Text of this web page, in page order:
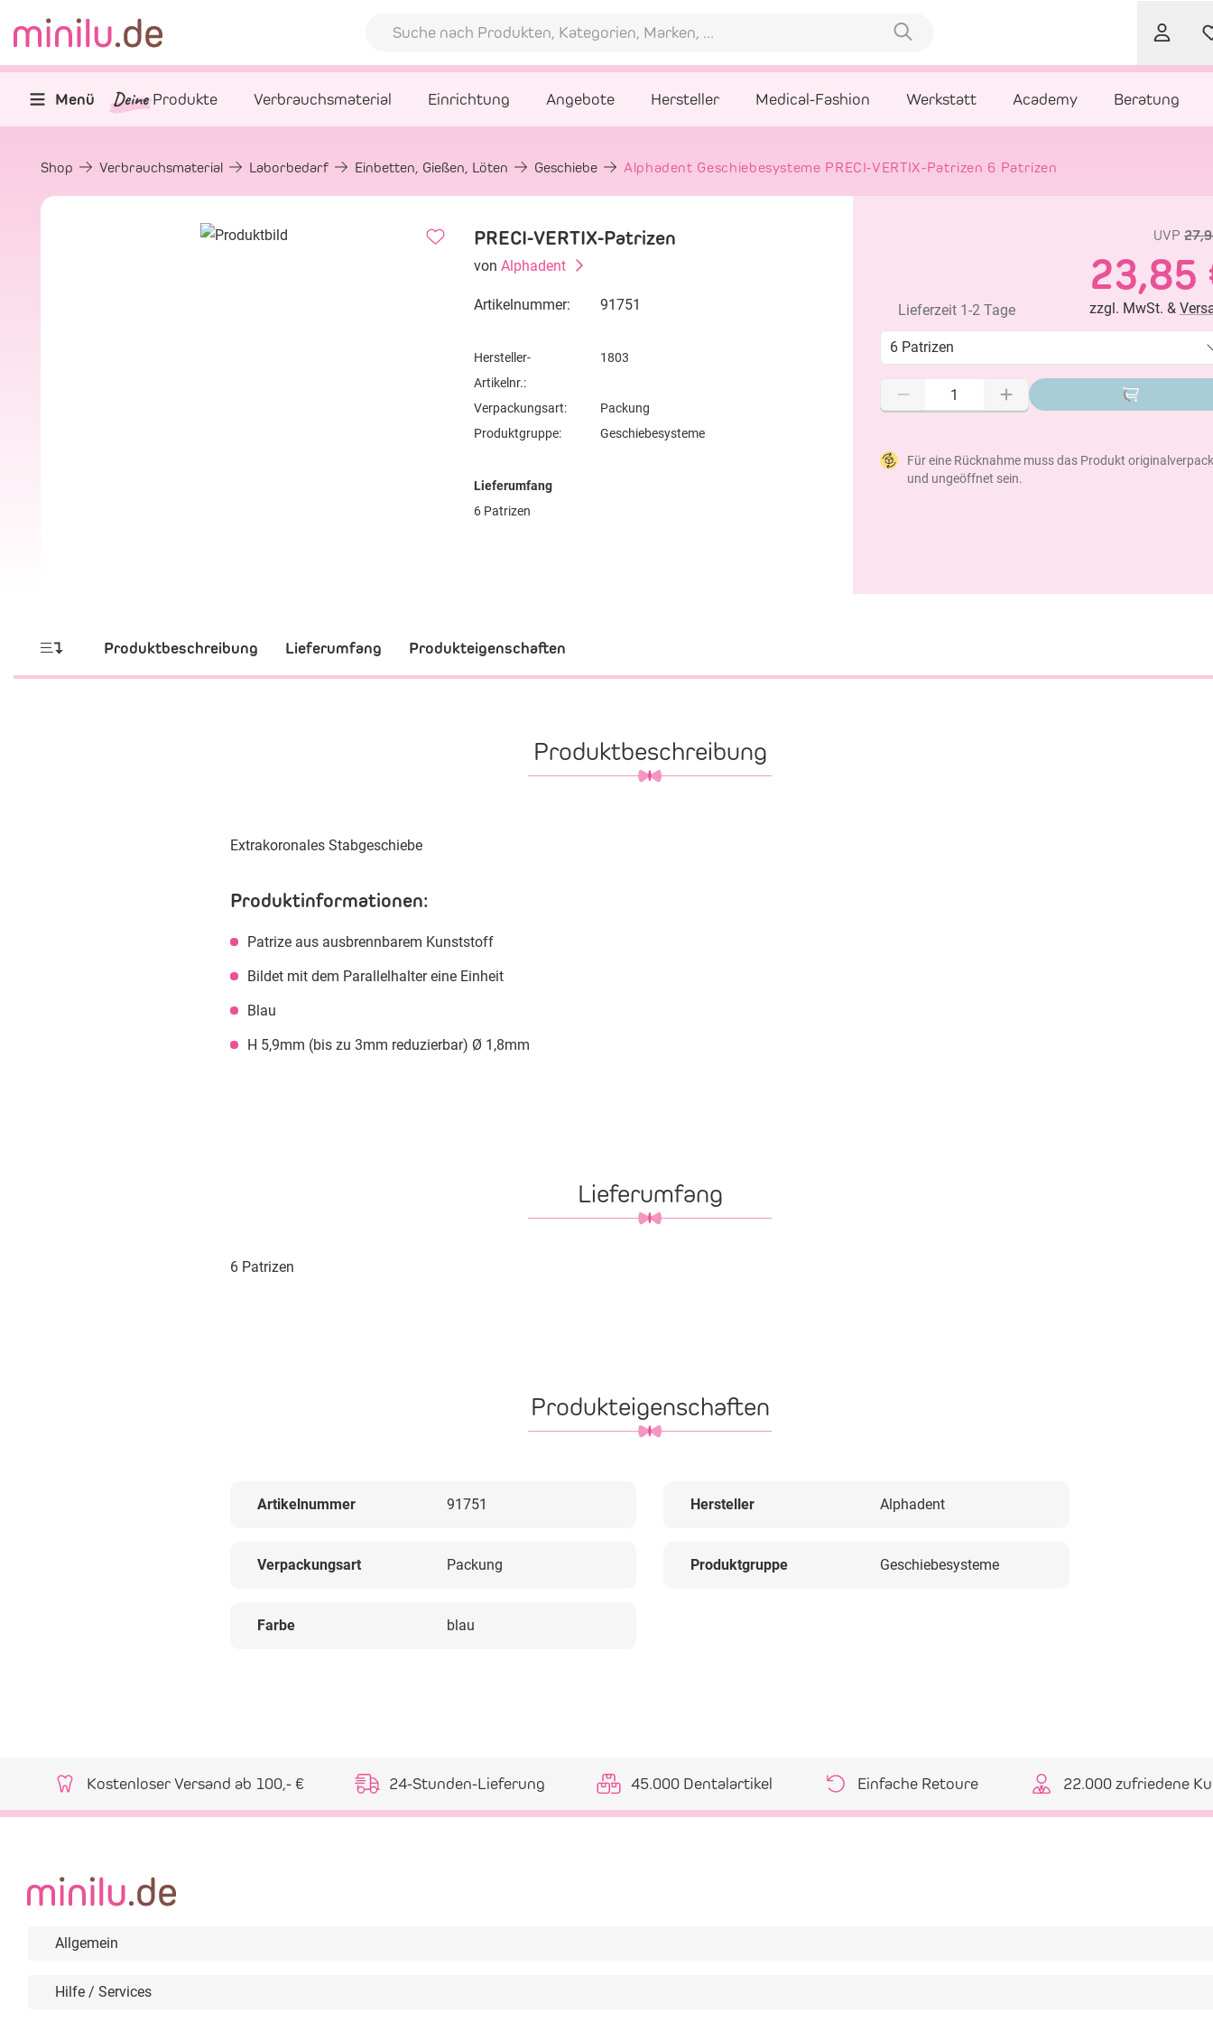
Menü Deine Produkte Verbrauchsmaterial Einrichtung Angebote Hersteller Medical-Fashion Werkstatt Academy Beratung
Shop Verbrauchsmaterial Laborbedarf Einbetten, Gießen, Löten Geschiebe Alphadent Geschiebesysteme PRECI-VERTIX-Patrizen 6 Patrizen
PRECI-VERTIX-Patrizen
von Alphadent
Artikelnummer: 91751
Hersteller-
Artikelnr.:
1803
Verpackungsart:
Packung
Produktgruppe:
Geschiebesysteme
Lieferumfang
6 Patrizen
UVP
23,85
Lieferzeit 1-2 Tage zzgl. MwSt. &
6 Patrizen
Für eine Rücknahme muss das Produkt
und ungeöffnet sein.
Produktbeschreibung Lieferumfang Produkteigenschaften
Produktbeschreibung
Extrakoronales Stabgeschiebe
Produktinformationen:
Patrize aus ausbrennbarem Kunststoff
Bildet mit dem Parallelhalter eine Einheit
Blau
H 5,9mm (bis zu 3mm reduzierbar) Ø 1,8mm
Lieferumfang
6 Patrizen
Produkteigenschaften
Artikelnummer 91751 Hersteller Alphadent
Verpackungsart Packung Produktgruppe Geschiebesysteme
Farbe blau
Kostenloser Versand ab 100,- € 24-Stunden-Lieferung 45.000 Dentalartikel Einfache Retoure 22.000 zufriedene
Allgemein
Hilfe / Services